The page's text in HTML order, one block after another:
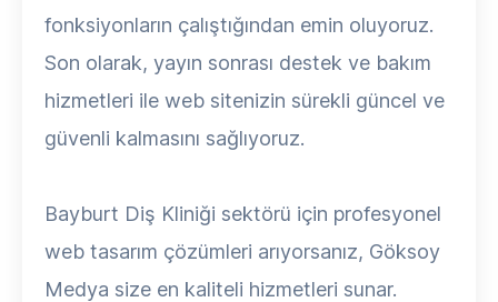
fonksiyonların çalıştığından emin oluyoruz.
Son olarak, yayın sonrası destek ve bakım
hizmetleri ile web sitenizin sürekli güncel ve
güvenli kalmasını sağlıyoruz.
Bayburt Diş Kliniği sektörü için profesyonel
web tasarım çözümleri arıyorsanız, Göksoy
Medya size en kaliteli hizmetleri sunar.